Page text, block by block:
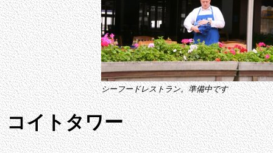
シーフードレストラン。準備中です
コイトタワー